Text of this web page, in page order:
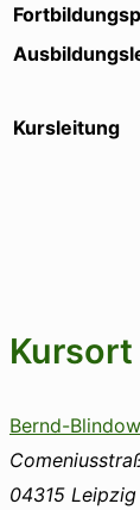
Kursleitung
Kursort
Bernd-
04315 Leipzig